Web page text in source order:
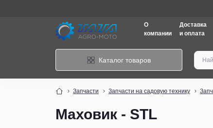
О
компании
Доставка
и оплата
Каталог товаров
Запчасти Запчасти на садовую технику
Маховик - STL